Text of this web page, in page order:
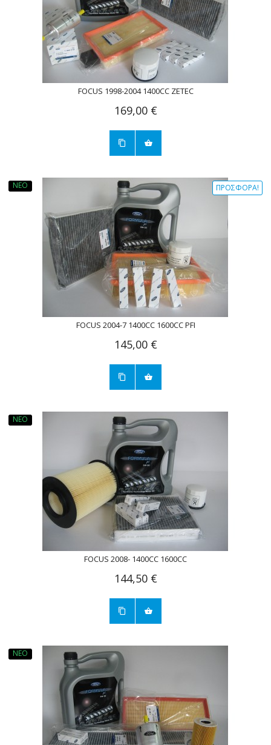
FOCUS 1998-2004 1400CC ZETEC
169,00 €
ΝΈΟ ΠΡΟΣΦΟΡΆ!
FOCUS 2004-7 1400CC 1600CC PFI
145,00 €
ΝΈΟ
FOCUS 2008- 1400CC 1600CC
144,50 €
ΝΈΟ